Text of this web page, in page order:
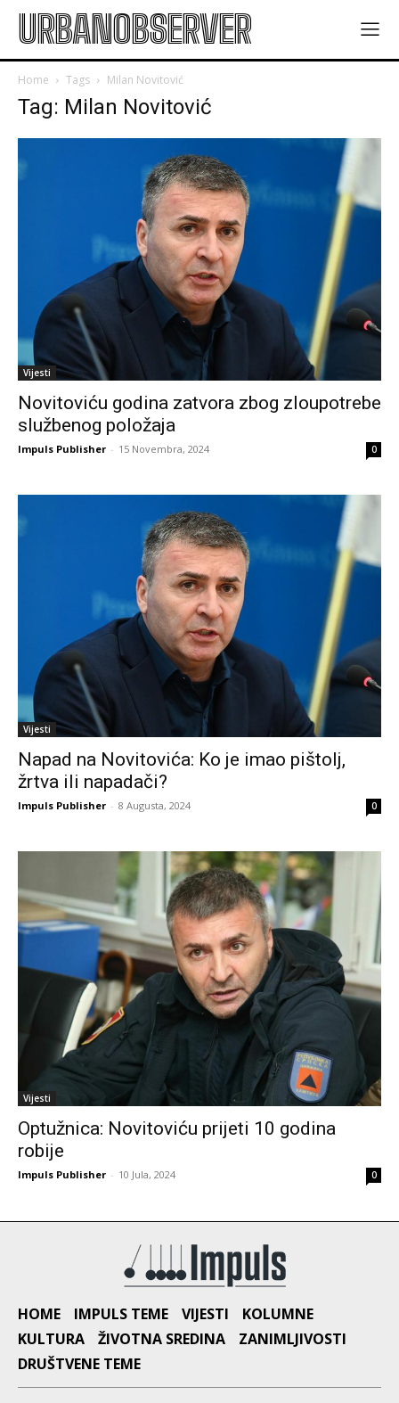
URBANOBSERVER
Home Tags Milan Novitović
Tag: Milan Novitović
Vijesti
Novitoviću godina zatvora zbog zloupotrebe
službenog položaja
Impuls Publisher - 15 Novembra, 2024 0
Vijesti
Napad na Novitovića: Ko je imao pištolj,
žrtva ili napadači?
Impuls Publisher - 8 Augusta, 2024 0
Vijesti
Optužnica: Novitoviću prijeti 10 godina
robije
Impuls Publisher - 10 Jula, 2024 0
HOME IMPULS TEME VIJESTI
KOLUMNE
KULTURA
ŽIVOTNA SREDINA
ZANIMLJIVOSTI
DRUŠTVENE TEME